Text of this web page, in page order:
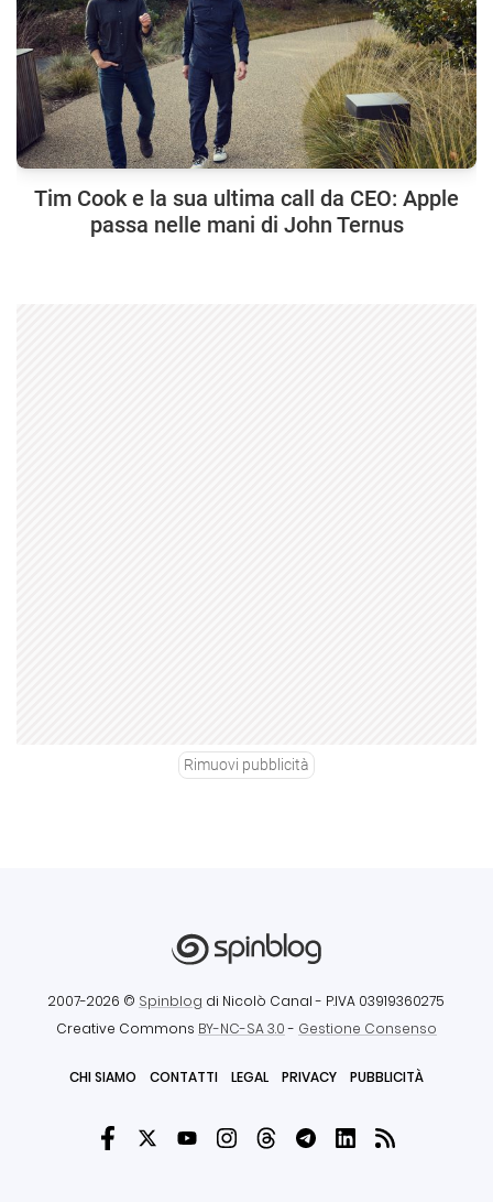
Tim Cook e la sua ultima call da CEO: Apple
passa nelle mani di John Ternus
Rimuovi pubblicità
2007-2026 © Spinblog di Nicolò Canal - P.IVA 03919360275
Creative Commons BY-NC-SA 3.0- Gestione Consenso
CHI SIAMO CONTATTI LEGAL PRIVACY PUBBLICITÀ